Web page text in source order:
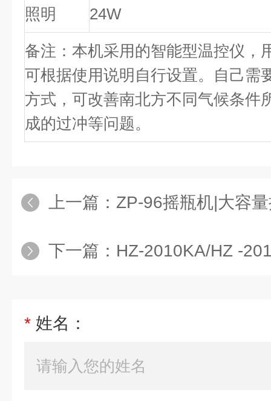
照明 24W
备注：本机采用的智能型温控仪，
可根据使用说明自行设置。自己需
方式，可改善南北方不同气候条件
成的过冲等问题。
上一篇： ZP-96摇瓶机|大容
下一篇： HZ-2010KA/HZ -
* 姓名：